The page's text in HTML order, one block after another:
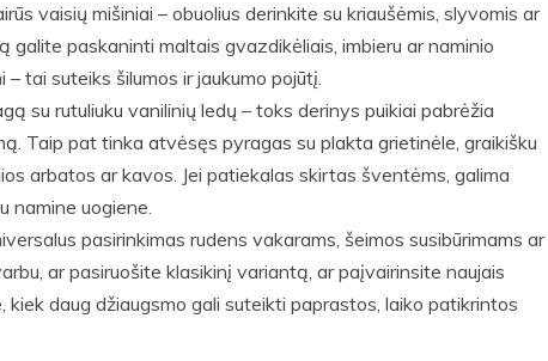
vaisių mišiniai – obuolius derinkite su kriaušėmis, slyvomis ar
galite paskaninti maltais gvazdikėliais, imbieru ar naminio
tai suteiks šilumos ir jaukumo pojūtį.
su rutuliuku vanilinių ledų – toks derinys puikiai pabrėžia
Taip pat tinka atvėsęs pyragas su plakta grietinėle, graikišku
arbatos ar kavos. Jei patiekalas skirtas šventėms, galima
namine uogiene.
pasirinkimas rudens vakarams, šeimos susibūrimams ar
ar pasiruošite klasikinį variantą, ar paįvairinsite naujais
daug džiaugsmo gali suteikti paprastos, laiko patikrintos